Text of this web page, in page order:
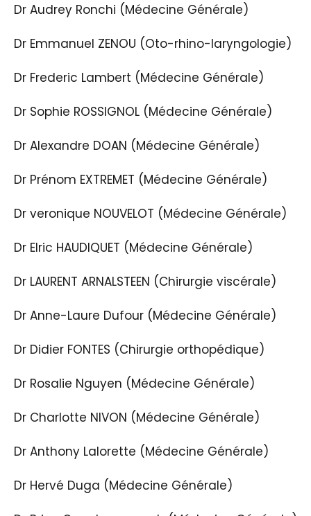
Dr Audrey Ronchi (Médecine Générale)
Dr Emmanuel ZENOU (Oto-rhino-laryngologie)
Dr Frederic Lambert (Médecine Générale)
Dr Sophie ROSSIGNOL (Médecine Générale)
Dr Alexandre DOAN (Médecine Générale)
Dr Prénom EXTREMET (Médecine Générale)
Dr veronique NOUVELOT (Médecine Générale)
Dr Elric HAUDIQUET (Médecine Générale)
Dr LAURENT ARNALSTEEN (Chirurgie viscérale)
Dr Anne-Laure Dufour (Médecine Générale)
Dr Didier FONTES (Chirurgie orthopédique)
Dr Rosalie Nguyen (Médecine Générale)
Dr Charlotte NIVON (Médecine Générale)
Dr Anthony Lalorette (Médecine Générale)
Dr Hervé Duga (Médecine Générale)